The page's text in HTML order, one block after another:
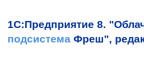
1С:Предприятие 8.
подсистема Фреш",